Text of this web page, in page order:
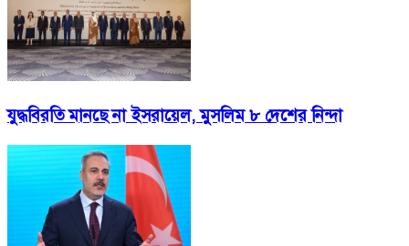
যুদ্ধবিরতি মানছে না ইসরায়েল, মুসলিম ৮ দেশের নিন্দা